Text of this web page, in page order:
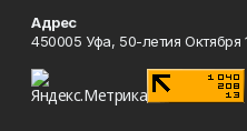
Адрес
450005 Уфа, 50-летия Октября